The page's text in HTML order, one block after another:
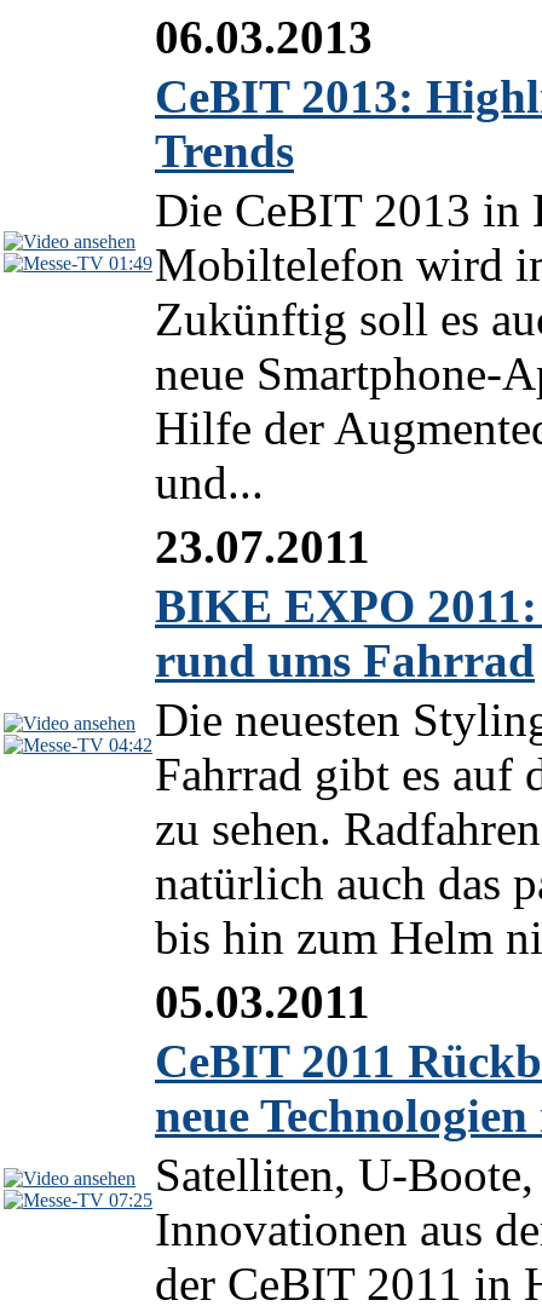
01:49
06.03.2013
CeBIT 2013:
Trends
Die CeBIT 2013 in
Mobiltelefon wird
Zukünftig soll es
neue Smartphone-
Hilfe der
und...
04:42
23.07.2011
BIKE EXPO
rund ums Fahrrad
Die neuesten
Fahrrad gibt es auf
zu sehen.
natürlich auch das
bis hin zum Helm
07:25
05.03.2011
CeBIT 2011
neue
Satelliten, U-
Innovationen aus
der CeBIT 2011 in